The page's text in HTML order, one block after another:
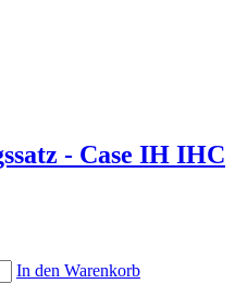
- Case IH IHC
In den Warenkorb